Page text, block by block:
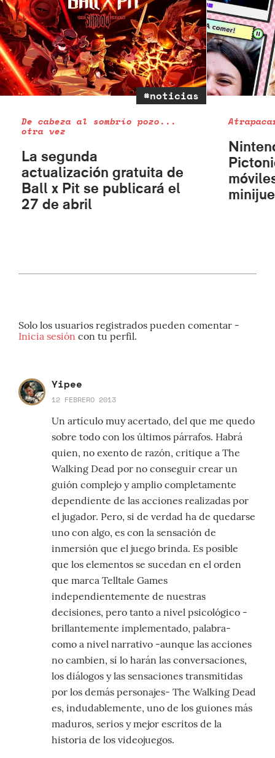
#noticias
De cabeza al sombrío pozo...
otra vez
La segunda
actualización gratuita de
Ball x Pit se publicará el
27 de abril
Solo los usuarios registrados pueden comentar -
Inicia sesión con tu perfil.
Yipee
12 FEBRERO 2013
Un artículo muy acertado, del que me quedo
sobre todo con los últimos párrafos. Habrá
quien, no exento de razón, critique a The
Walking Dead por no conseguir crear un
guión complejo y amplio completamente
dependiente de las acciones realizadas por
el jugador. Pero, si de verdad ha de quedarse
uno con algo, es con la sensación de
inmersión que el juego brinda. Es posible
que los elementos se sucedan en el orden
que marca Telltale Games
independientemente de nuestras
decisiones, pero tanto a nivel psicológico -
brillantemente implementado, palabra-
como a nivel narrativo -aunque las acciones
no cambien, sí lo harán las conversaciones,
los diálogos y las sensaciones transmitidas
por los demás personajes- The Walking Dead
es, indudablemente, uno de los guiones más
maduros, serios y mejor escritos de la
historia de los videojuegos.